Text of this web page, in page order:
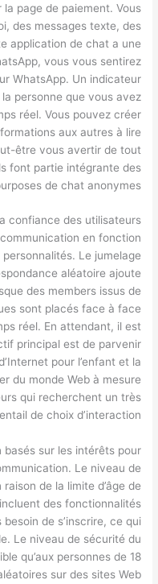
la page de paiement. Vous
des messages texte, des
application de chat a une
vous vous sentirez
WhatsApp. Un indicateur
personne que vous avez
réel. Vous pouvez créer
aux autres à lire
être vous avertir de tout
font partie intégrante des
de chat anonymes.
confiance des utilisateurs
en fonction
Le jumelage
aléatoire ajoute
des members issus de
sont placés face à face
réel. En attendant, il est
principal est de parvenir
pour l’enfant et la
du monde Web à mesure
qui recherchent un très
de choix d’interaction.
basés sur les intérêts pour
Le niveau de
de la limite d’âge de
des fonctionnalités
besoin de s’inscrire, ce qui
Le niveau de sécurité du
qu’aux personnes de 18
sur des sites Web